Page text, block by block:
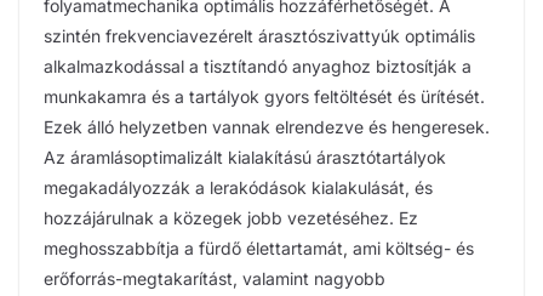
folyamatmechanika optimális hozzáférhetőségét. A
szintén frekvenciavezérelt árasztószivattyúk optimális
alkalmazkodással a tisztítandó anyaghoz biztosítják a
munkakamra és a tartályok gyors feltöltését és ürítését.
Ezek álló helyzetben vannak elrendezve és hengeresek.
Az áramlásoptimalizált kialakítású árasztótartályok
megakadályozzák a lerakódások kialakulását, és
hozzájárulnak a közegek jobb vezetéséhez. Ez
meghosszabbítja a fürdő élettartamát, ami költség- és
erőforrás-megtakarítást, valamint nagyobb